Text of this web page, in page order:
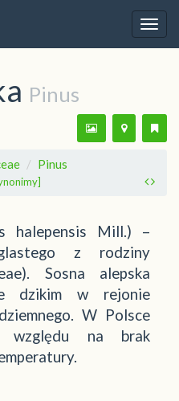
Pinus
Pinus
halepensis Mill.) –
z rodziny
Sosna alepska
dzikim w rejonie
W Polsce
względu na brak